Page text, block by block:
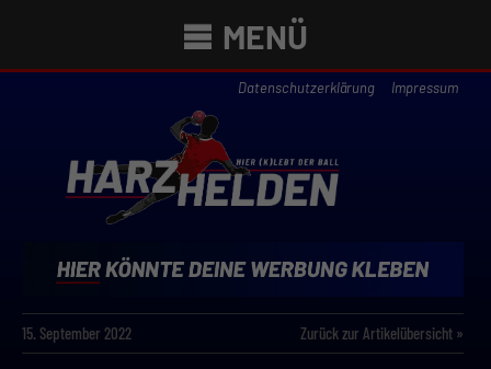
MENÜ
Datenschutzerklärung Impressum
15. September 2022 Zurück zur Artikelübersicht »